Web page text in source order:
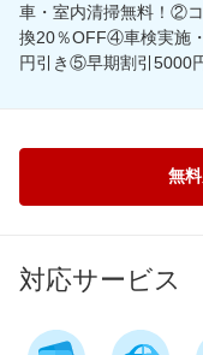
車・室内清掃無料！②
換20％OFF④車検実施
円引き⑤早期割引5000
無
対応サービス